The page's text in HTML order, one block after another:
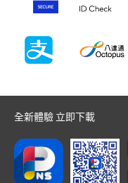
全新體驗 立即下載